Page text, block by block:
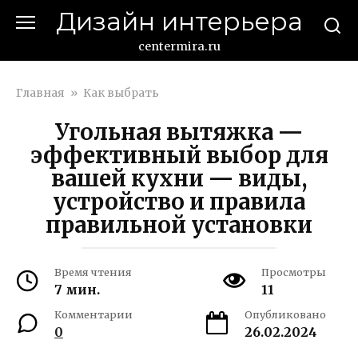
Дизайн интерьера
centermira.ru
Главная » Как выбрать
Угольная вытяжка —
эффективный выбор для
вашей кухни — виды,
устройство и правила
правильной установки
Время чтения
7 мин.
Просмотры
11
Комментарии
0
Опубликовано
26.02.2024